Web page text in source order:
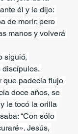
él y le dijo:
de morir; pero
manos y volverá
siguió,
discípulos.
que padecía flujo
doce años, se
le tocó la orilla
“Con sólo
Jesús,